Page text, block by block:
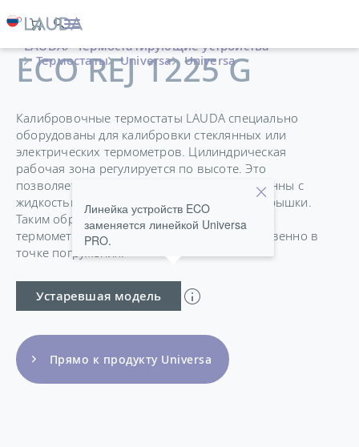
LAUDA
Термостатирующие устройства
Термостаты
Universa Universa
ECO REJ 1225 G
Калибровочные термостаты LAUDA специально
оборудованы для калибровки стеклянных или
электрических термометров. Цилиндрическая
рабочая зона регулируется по высоте. Это
позволяет отрегулировать поверхность ванны с
жидкостью в рабочей зоне выше высоты крышки.
Таким образом, полностью погруженные
термометры могут считываться непосредственно в
точке погружения.
Устаревшая модель
Линейка устройств ECO
заменяется линейкой Universa
PRO.
Прямо к продукту Universa